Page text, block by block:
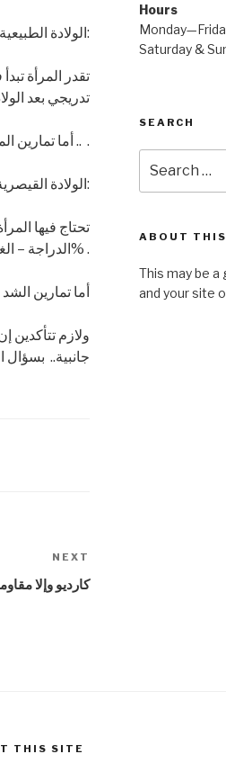
الولادة الطبيعية:
تقدر المرأة
تدريجي بعد الولادة الطبيعية ب 10 أيام
أما تمارين المقاومة والشد يمكن تبدأ فيها بعد شهر من الولادة وبشكل تدريجي .. .
الولادة القيصرية:
تحتاج فيها
الدراجة – الغزال- الأوبتراك ) إذا كانت العملية ناجحة 100% .
أما تمارين الشد
ولازم تتأكدين
جانبية.. بسؤال
Post
NEXT
كارديو وإلا
Hours
Saturday &
SEARCH
for:
ABOUT
This may be
and your site
THIS SITE